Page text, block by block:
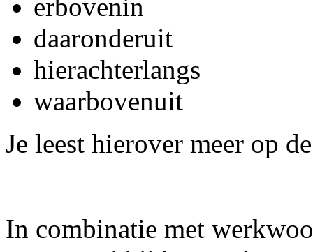
erbovenin
daaronderuit
hierachterlangs
waarbovenuit
Je leest hierover meer op
In combinatie met